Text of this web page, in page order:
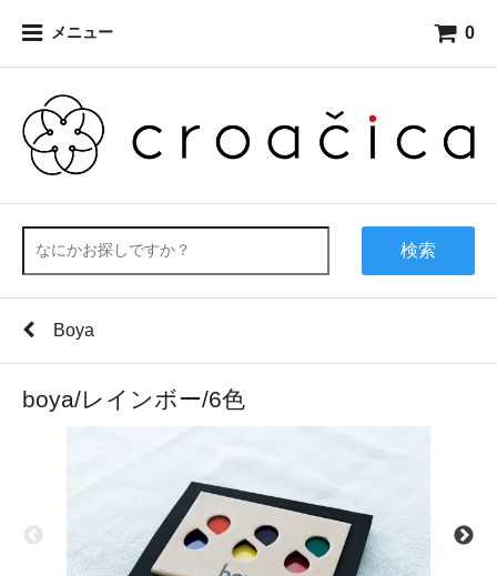
メニュー 0
検索
Boya
boya/レインボー/6色